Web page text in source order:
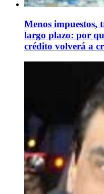
Menos impuestos,
largo plazo: por
crédito volverá a